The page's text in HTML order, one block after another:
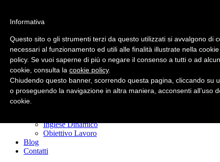
Home
Nuovo? Inizia qui
Risorse gratuite
Il manuale anti confusione
Inglese Dinamico
Obiettivo Lavoro
Blog
Contatti
Informativa
Questo sito o gli strumenti terzi da questo utilizzati si avvalgono di
necessari al funzionamento ed utili alle finalità illustrate nella cookie
policy. Se vuoi saperne di più o negare il consenso a tutti o ad
cookie, consulta la cookie policy.
Chiudendo questo banner, scorrendo questa pagina, cliccando su
o proseguendo la navigazione in altra maniera, acconsenti all’uso
cookie.